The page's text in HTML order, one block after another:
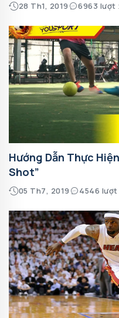
28 Th1, 2019 6963 lượt
Hướng Dẫn Thực
Shot”
05 Th7, 2019 4546 lượt